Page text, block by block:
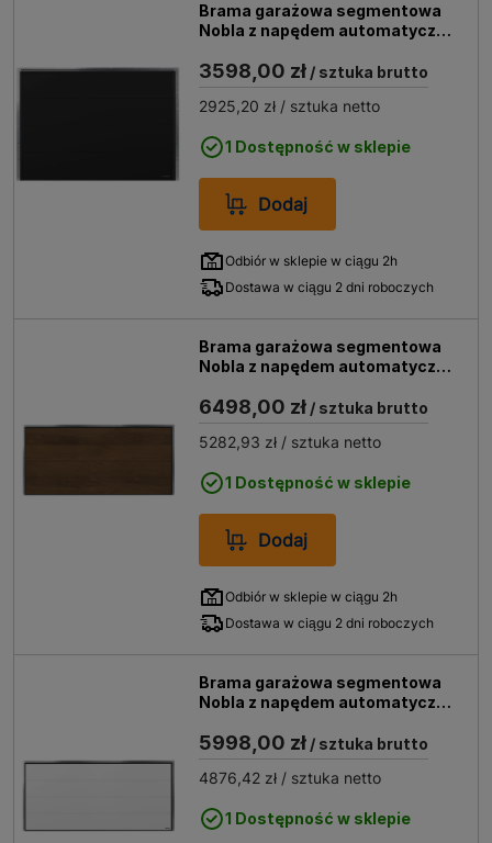
Brama garażowa segmentowa
Nobla z napędem automatyczna
3598,00 zł / sztuka brutto
2925,20 zł / sztuka netto
1 Dostępność w sklepie
Dodaj
Odbiór w sklepie w ciągu 2h
Dostawa w ciągu 2 dni roboczych
Brama garażowa segmentowa
Nobla z napędem automatyczna
6498,00 zł / sztuka brutto
5282,93 zł / sztuka netto
1 Dostępność w sklepie
Dodaj
Odbiór w sklepie w ciągu 2h
Dostawa w ciągu 2 dni roboczych
Brama garażowa segmentowa
Nobla z napędem automatyczna
5998,00 zł / sztuka brutto
4876,42 zł / sztuka netto
1 Dostępność w sklepie